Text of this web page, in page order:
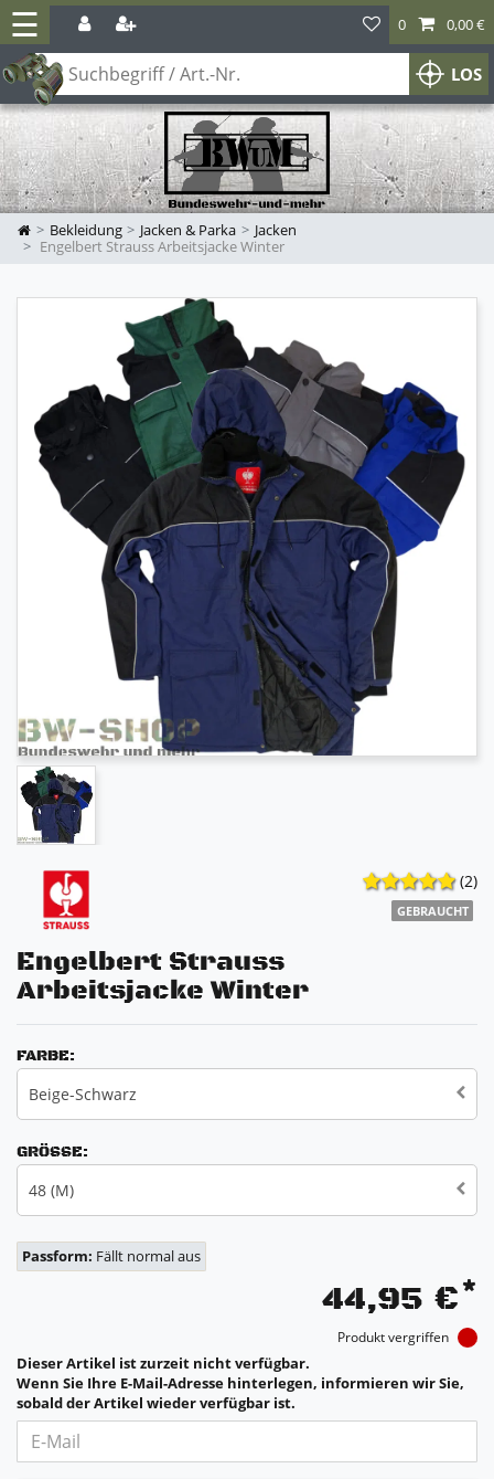
☰
LOS
0 0,00 €
Bekleidung Jacken & Parka
Jacken
Engelbert Strauss Arbeitsjacke Winter
(2)
GEBRAUCHT
Engelbert Strauss
Arbeitsjacke Winter
FARBE:
Beige-Schwarz
GRÖSSE:
48 (M)
Passform: Fällt normal aus
44,95 €*
Produkt vergriffen
Dieser Artikel ist zurzeit nicht verfügbar.
Wenn Sie Ihre E-Mail-Adresse hinterlegen, informieren wir Sie,
sobald der Artikel wieder verfügbar ist.